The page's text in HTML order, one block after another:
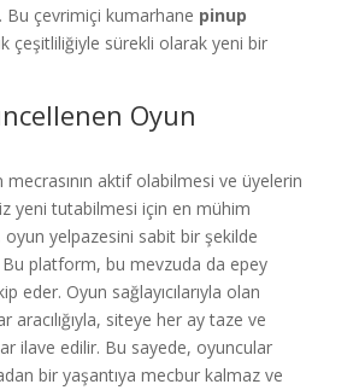
Bu çevrimiçi kumarhane pinup
çeşitliliğiyle sürekli olarak yeni bir
Oyun
aktif olabilmesi ve üyelerin
yeni tutabilmesi için en mühim
yelpazesini sabit bir şekilde
Bu platform, bu mevzuda da epey
eder. Oyun sağlayıcılarıyla olan
aracılığıyla, siteye her ay taze ve
ilave edilir. Bu sayede, oyuncular
bir yaşantıya mecbur kalmaz ve